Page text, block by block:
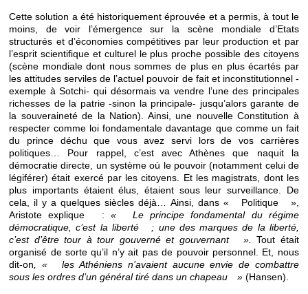
Cette solution a été historiquement éprouvée et a permis, à tout le
moins, de voir l’émergence sur la scène mondiale d’Etats
structurés et d’économies compétitives par leur production et par
l’esprit scientifique et culturel le plus proche possible des citoyens
(scène mondiale dont nous sommes de plus en plus écartés par
les attitudes serviles de l’actuel pouvoir de fait et inconstitutionnel -
exemple à Sotchi- qui désormais va vendre l’une des principales
richesses de la patrie -sinon la principale- jusqu’alors garante de
la souveraineté de la Nation). Ainsi, une nouvelle Constitution à
respecter comme loi fondamentale davantage que comme un fait
du prince déchu que vous avez servi lors de vos carrières
politiques… Pour rappel, c’est avec Athènes que naquit la
démocratie directe, un système où le pouvoir (notamment celui de
légiférer) était exercé par les citoyens. Et les magistrats, dont les
plus importants étaient élus, étaient sous leur surveillance. De
cela, il y a quelques siècles déjà… Ainsi, dans « Politique »,
Aristote explique : « Le principe fondamental du régime
démocratique, c’est la liberté ; une des marques de la liberté,
c’est d’être tour à tour gouverné et gouvernant ». Tout était
organisé de sorte qu’il n’y ait pas de pouvoir personnel. Et, nous
dit-on, « les Athéniens n’avaient aucune envie de combattre
sous les ordres d’un général tiré dans un chapeau » (Hansen).